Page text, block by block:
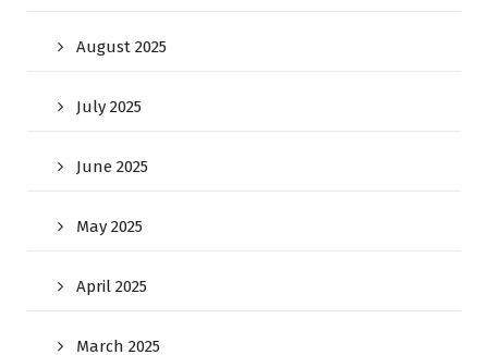
August 2025
July 2025
June 2025
May 2025
April 2025
March 2025